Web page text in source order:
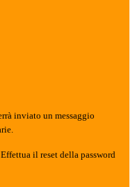
inviato un messaggio
il reset della password